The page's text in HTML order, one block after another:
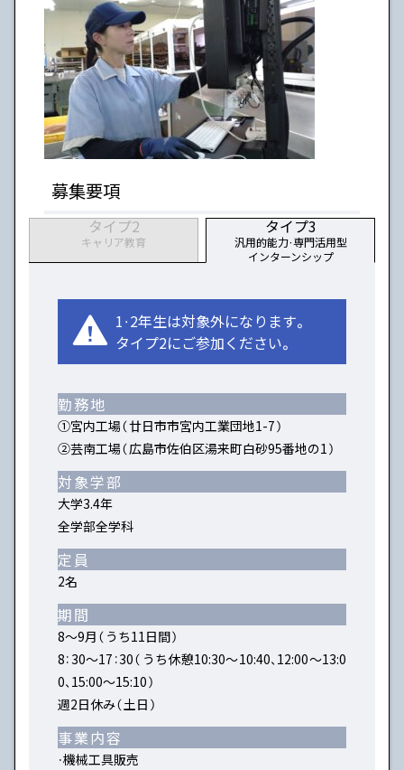
募集要項
タイプ2
キャリア教育
タイプ3
汎用的能力・専門活用型
インターンシップ
1・2年生は対象外になります。
タイプ2にご参加ください。
勤務地
①宮内工場（廿日市市宮内工業団地1-7）
②芸南工場（広島市佐伯区湯来町白砂95番地の1）
対象学部
大学3.4年
全学部全学科
定員
2名
期間
8～9月（うち11日間）
8：30～17：30（うち休憩10:30～10:40、12:00～13:0
0、15:00～15:10）
週2日休み（土日）
事業内容
・機械工具販売